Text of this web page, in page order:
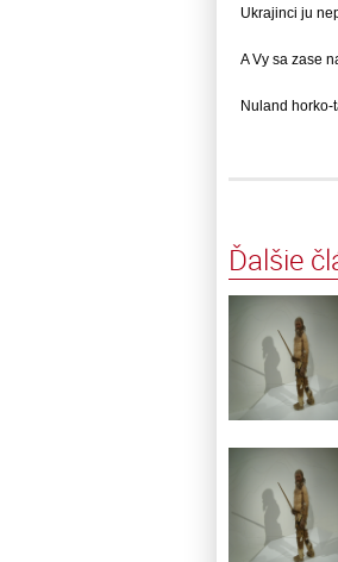
Ukrajinci ju
A Vy sa zase
Nuland horko-
Ďalšie